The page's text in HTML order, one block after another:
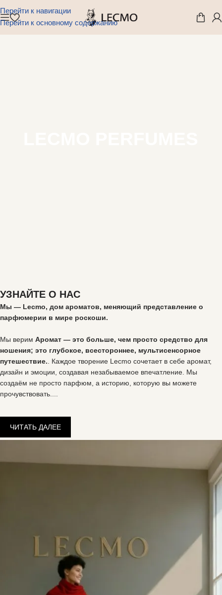
Перейти к навигации
Перейти к основному содержанию
УЗНАЙТЕ О НАС
Мы — Lecmo, дом ароматов, меняющий представление о
парфюмерии в мире роскоши.
Мы верим Аромат — это больше, чем просто средство для
ношения; это глубокое, всестороннее, мультисенсорное
путешествие. . Каждое творение Lecmo сочетает в себе аромат,
дизайн и эмоции, создавая незабываемое впечатление. Мы
создаём не просто парфюм, а историю, которую вы можете
прочувствовать.
ЧИТАТЬ ДАЛЕЕ